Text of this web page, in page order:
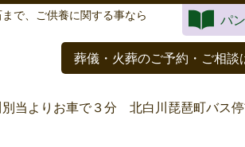
で、ご供養に関する事なら パ
葬儀・火葬のご予約・ご相談
別当よりお車で３分 北白川琵琶町バス